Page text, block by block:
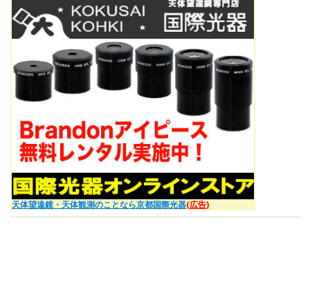
天体望遠鏡・天体観測のことなら京都国際光器(広告)